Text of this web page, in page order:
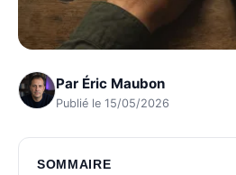
Par Éric Maubon
Publié le 15/05/2026
SOMMAIRE